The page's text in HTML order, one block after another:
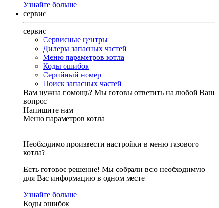
Узнайте больше
сервис
сервис
Сервисные центры
Дилеры запасных частей
Меню параметров котла
Коды ошибок
Серийный номер
Поиск запасных частей
Вам нужна помощь? Мы готовы ответить на любой Ваш
вопрос
Напишите нам
Меню параметров котла
Необходимо произвести настройки в меню газового
котла?
Есть готовое решение! Мы собрали всю необходимую
для Вас информацию в одном месте
Узнайте больше
Коды ошибок